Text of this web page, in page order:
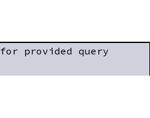
provided query